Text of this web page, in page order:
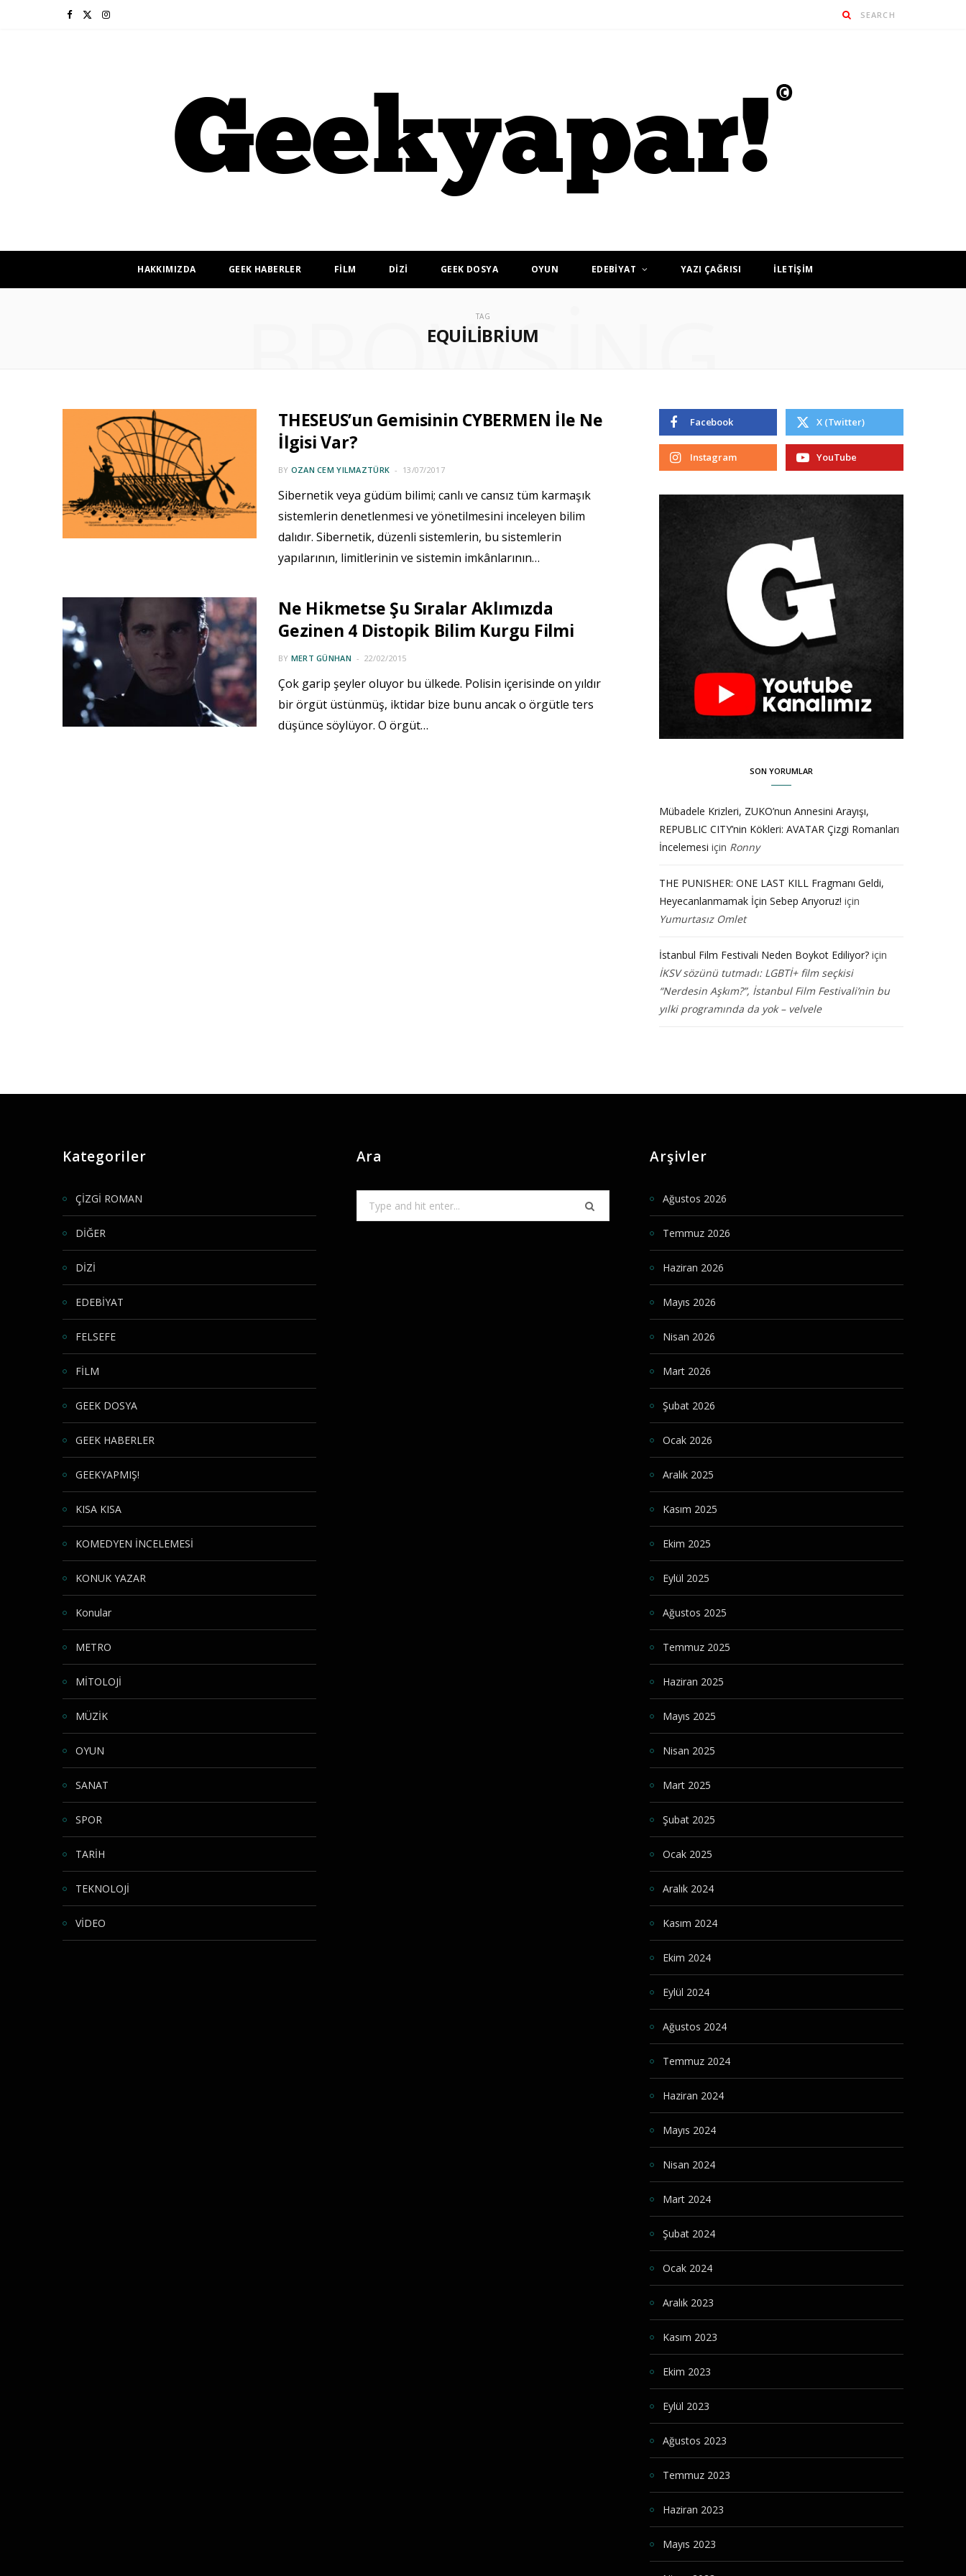
F I
HAKKIMIZDA GEEK HABERLER FİLM DİZİ GEEK DOSYA OYUN EDEBİYAT YAZI ÇAĞRISI İLETİŞİM
TAG
EQUILIBRIUM
BROWSING
THESEUS’un Gemisinin CYBERMEN İle Ne
İlgisi Var?
BY OZAN CEM YILMAZTÜRK 13/07/2017
Sibernetik veya güdüm bilimi; canlı ve cansız tüm karmaşık
sistemlerin denetlenmesi ve yönetilmesini inceleyen bilim
dalıdır. Sibernetik, düzenli sistemlerin, bu sistemlerin
yapılarının, limitlerinin ve sistemin imkânlarının…
Ne Hikmetse Şu Sıralar Aklımızda
Gezinen 4 Distopik Bilim Kurgu Filmi
BY MERT GÜNHAN 22/02/2015
Çok garip şeyler oluyor bu ülkede. Polisin içerisinde on yıldır
bir örgüt üstünmüş, iktidar bize bunu ancak o örgütle ters
düşünce söylüyor. O örgüt…
Facebook X (Twitter)
Instagram YouTube
SON YORUMLAR
Mübadele Krizleri, ZUKO’nun Annesini Arayışı,
REPUBLIC CITY’nin Kökleri: AVATAR Çizgi Romanları
İncelemesi için Ronny
THE PUNISHER: ONE LAST KILL Fragmanı Geldi,
Heyecanlanmamak İçin Sebep Arıyoruz! için
Yumurtasız Omlet
İstanbul Film Festivali Neden Boykot Ediliyor? için
İKSV sözünü tutmadı: LGBTİ+ film seçkisi
“Nerdesin Aşkım?”, İstanbul Film Festivali’nin bu
yılki programında da yok – velvele
Kategoriler
ÇİZGİ ROMAN
DİĞER
DİZİ
EDEBİYAT
FELSEFE
FİLM
GEEK DOSYA
GEEK HABERLER
GEEKYAPMIŞ!
KISA KISA
KOMEDYEN İNCELEMESİ
KONUK YAZAR
Konular
METRO
MİTOLOJİ
MÜZİK
OYUN
SANAT
SPOR
TARİH
TEKNOLOJİ
VİDEO
Ara
for:
Arşivler
Ağustos 2026
Temmuz 2026
Haziran 2026
Mayıs 2026
Nisan 2026
Mart 2026
Şubat 2026
Ocak 2026
Aralık 2025
Kasım 2025
Ekim 2025
Eylül 2025
Ağustos 2025
Temmuz 2025
Haziran 2025
Mayıs 2025
Nisan 2025
Mart 2025
Şubat 2025
Ocak 2025
Aralık 2024
Kasım 2024
Ekim 2024
Eylül 2024
Ağustos 2024
Temmuz 2024
Haziran 2024
Mayıs 2024
Nisan 2024
Mart 2024
Şubat 2024
Ocak 2024
Aralık 2023
Kasım 2023
Ekim 2023
Eylül 2023
Ağustos 2023
Temmuz 2023
Haziran 2023
Mayıs 2023